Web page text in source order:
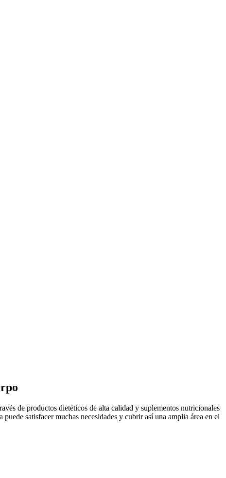
de productos dietéticos de alta calidad y suplementos nutricionales
satisfacer muchas necesidades y cubrir así una amplia área en el